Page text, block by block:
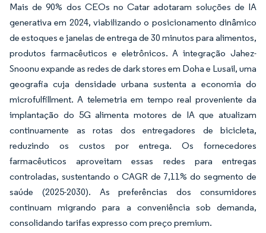
Mais de 90% dos CEOs no Catar adotaram soluções de IA
generativa em 2024, viabilizando o posicionamento dinâmico
de estoques e janelas de entrega de 30 minutos para alimentos,
produtos farmacêuticos e eletrônicos. A integração Jahez-
Snoonu expande as redes de dark stores em Doha e Lusail, uma
geografia cuja densidade urbana sustenta a economia do
microfulfillment. A telemetria em tempo real proveniente da
implantação do 5G alimenta motores de IA que atualizam
continuamente as rotas dos entregadores de bicicleta,
reduzindo os custos por entrega. Os fornecedores
farmacêuticos aproveitam essas redes para entregas
controladas, sustentando o CAGR de 7,11% do segmento de
saúde (2025-2030). As preferências dos consumidores
continuam migrando para a conveniência sob demanda,
consolidando tarifas expresso com preço premium.